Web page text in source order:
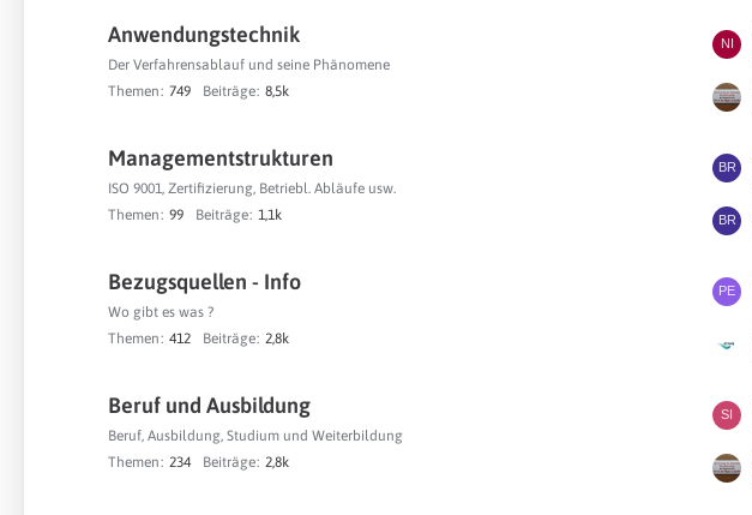
r
g
e
e
r
g
Anwendungstechnik
Der Verfahrensablauf und seine Phänomene
Themen
749 Beiträge 8,5k
L
e
t
z
e
e
r
g
Managementstrukturen
ISO 9001, Zertifizierung, Betriebl. Abläufe usw.
Themen
99 Beiträge 1,1k
L
e
t
z
e
e
r
g
Bezugsquellen - Info
Wo gibt es was ?
Themen
412 Beiträge 2,8k
L
e
e
e
Beruf und Ausbildung
Beruf, Ausbildung, Studium und Weiterbildung
Themen
234 Beiträge 2,8k
L
e
t
z